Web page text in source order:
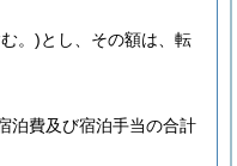
。)とし、その額は、転
泊費及び宿泊手当の合計